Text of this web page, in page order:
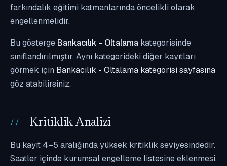
farkındalık eğitimi katmanlarında öncelikli olarak
engellenmelidir.
Bu gösterge Bankacılık - Oltalama kategorisinde
sınıflandırılmıştır. Aynı kategorideki diğer kayıtları
görmek için Bankacılık - Oltalama kategorisi sayfasına
göz atabilirsiniz.
Kritiklik Analizi
Bu kayıt 4–5 aralığında yüksek kritiklik seviyesindedir.
Saatler içinde kurumsal engelleme listesine eklenmesi,